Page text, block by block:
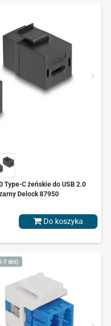
Type-C żeńskie do USB 2.0
Delock 87950
Do koszyka
7 dni)